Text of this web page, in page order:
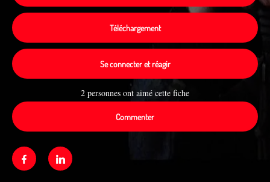
Téléchargement
Se connecter et réagir
2 personnes ont aimé cette fiche
Commenter
FacebookLinkedin